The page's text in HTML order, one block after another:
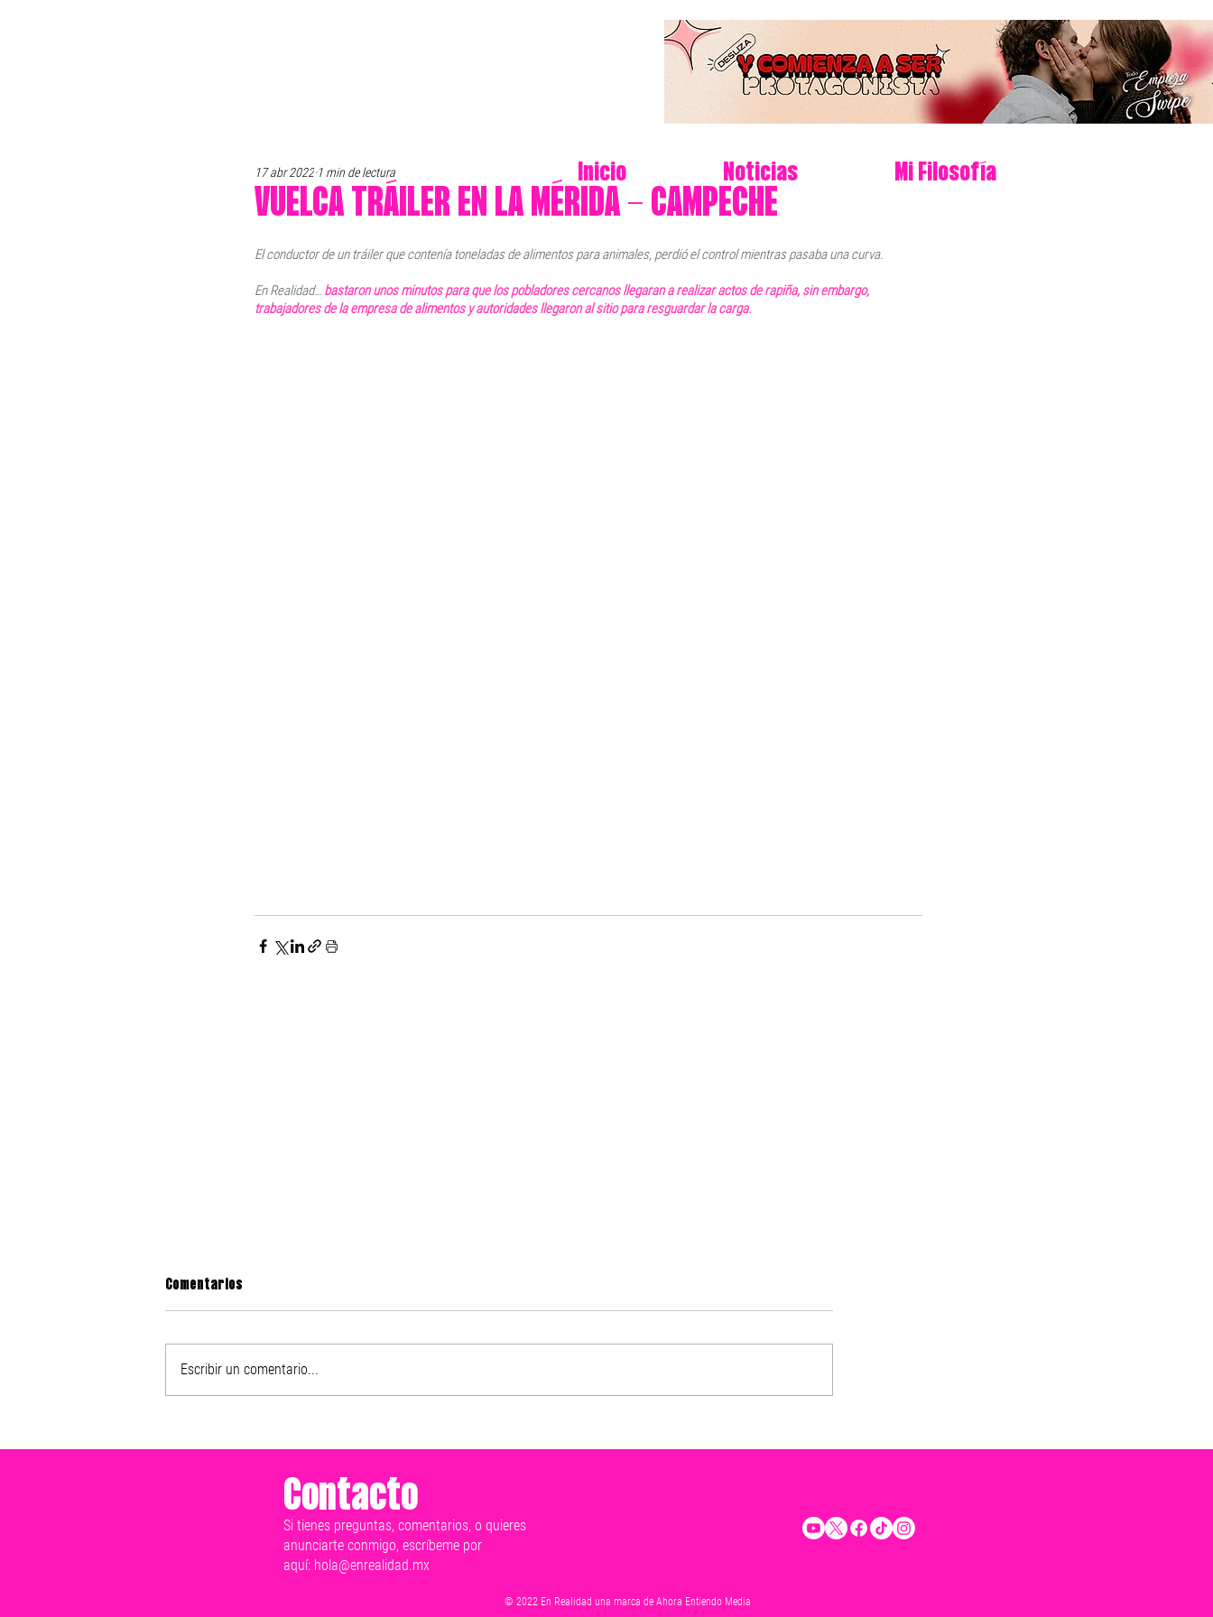
VUELCA TRÁILER EN LA MÉRIDA - CAMPECHE
17 abr 20221 min de lectura
El conductor de un tráiler que contenía toneladas de alimentos para animales, perdió el control mientras pasaba una curva.
En Realidad… bastaron unos minutos para que los pobladores cercanos llegaran a realizar actos de rapiña, sin embargo,
trabajadores de la empresa de alimentos y autoridades llegaron al sitio para resguardar la carga.
Tour 2025
y este 2 de junio vamos a ganar:
respetar la voluntad ciudadana
Comentarios
Escribir un comentario...
Inicio Noticias Mi Filosofía
Contacto
Si tienes preguntas, comentarios, o quieres
anunciarte conmigo, escríbeme por
aquí: hola@enrealidad.mx
© 2022 En Realidad una marca de Ahora Entiendo Media